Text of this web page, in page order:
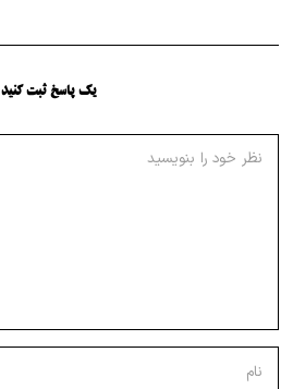
یک پاسخ ثبت کنید